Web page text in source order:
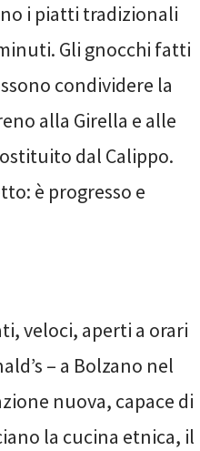
i piatti tradizionali
Gli gnocchi fatti
condividere la
alla Girella e alle
dal Calippo.
è progresso e
veloci, aperti a orari
– a Bolzano nel
nuova, capace di
la cucina etnica, il